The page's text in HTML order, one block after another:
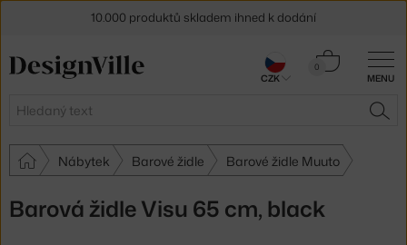
MENU
Hledat
0
Košík
Nábytek Barové židle Barové židle Muuto
Barová židle Visu 65 cm, black
10.000 produktů skladem ihned k dodání
Sleva 5 % pro odběratele
CZK